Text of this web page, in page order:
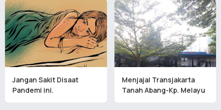
Jangan Sakit Disaat
Pandemi ini.
Menjajal Transjakarta
Tanah Abang-Kp. Melayu